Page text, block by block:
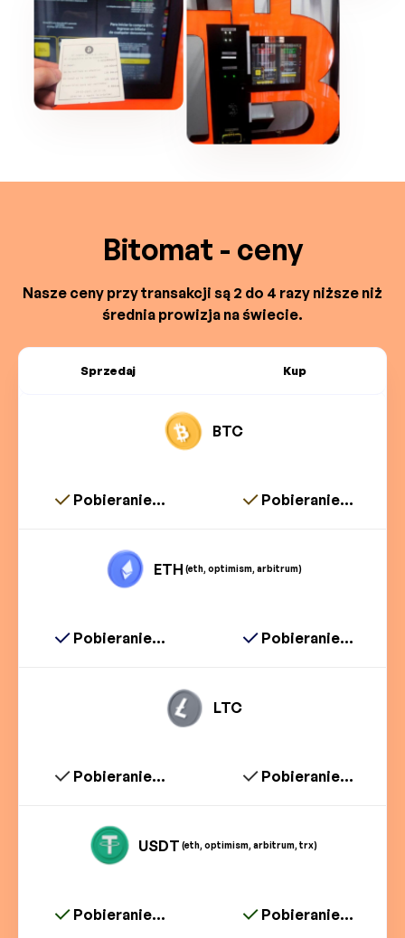
Bitomat - ceny
Nasze ceny przy transakcji są 2 do 4 razy niższe niż
średnia prowizja na świecie.
Sprzedaj Kup
BTC
Pobieranie... Pobieranie...
ETH (eth, optimism, arbitrum)
Pobieranie... Pobieranie...
LTC
Pobieranie... Pobieranie...
USDT (eth, optimism, arbitrum, trx)
Pobieranie... Pobieranie...